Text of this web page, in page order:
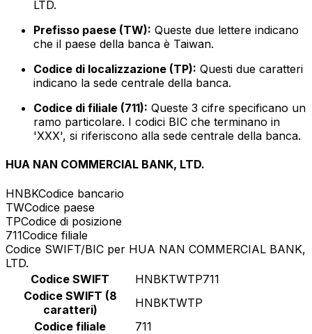
LTD.
Prefisso paese (TW): Queste due lettere indicano
che il paese della banca è Taiwan.
Codice di localizzazione (TP): Questi due caratteri
indicano la sede centrale della banca.
Codice di filiale (711): Queste 3 cifre specificano un
ramo particolare. I codici BIC che terminano in
'XXX', si riferiscono alla sede centrale della banca.
HUA NAN COMMERCIAL BANK, LTD.
HNBKCodice bancario
TWCodice paese
TPCodice di posizione
711Codice filiale
Codice SWIFT/BIC per HUA NAN COMMERCIAL BANK,
LTD.
Codice SWIFT
HNBKTWTP711
Codice SWIFT (8
caratteri)
HNBKTWTP
Codice filiale
711